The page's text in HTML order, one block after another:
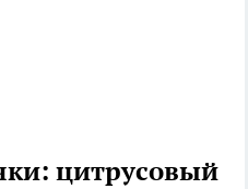
цитрусовый